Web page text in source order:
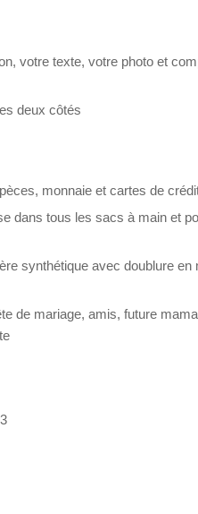
votre texte, votre photo et
deux côtés
monnaie et cartes de
dans tous les sacs à main et
synthétique avec doublure en
de mariage, amis, future